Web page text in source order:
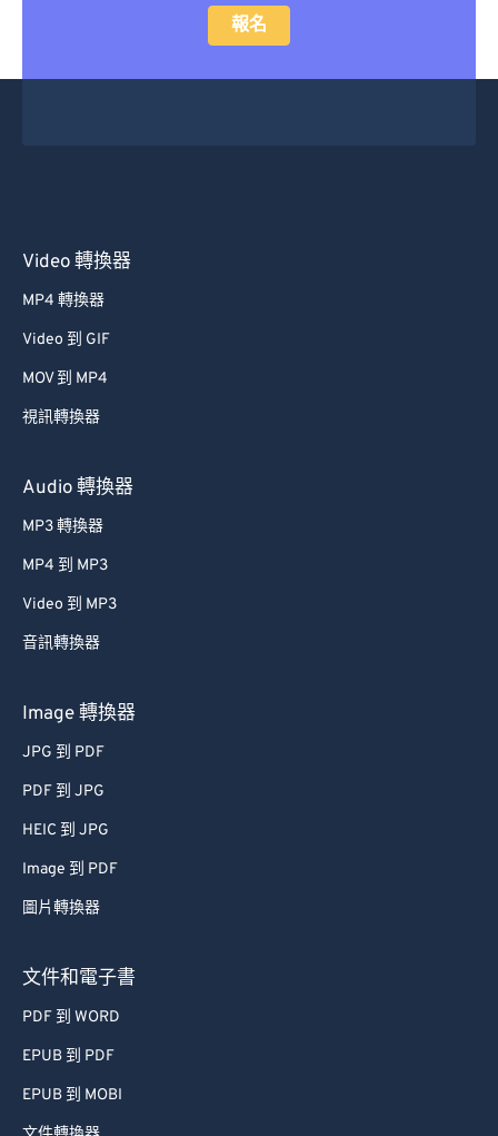
報名
Video 轉換器
MP4 轉換器
Video 到 GIF
MOV 到 MP4
視訊轉換器
Audio 轉換器
MP3 轉換器
MP4 到 MP3
Video 到 MP3
音訊轉換器
Image 轉換器
JPG 到 PDF
PDF 到 JPG
HEIC 到 JPG
Image 到 PDF
圖片轉換器
文件和電子書
PDF 到 WORD
EPUB 到 PDF
EPUB 到 MOBI